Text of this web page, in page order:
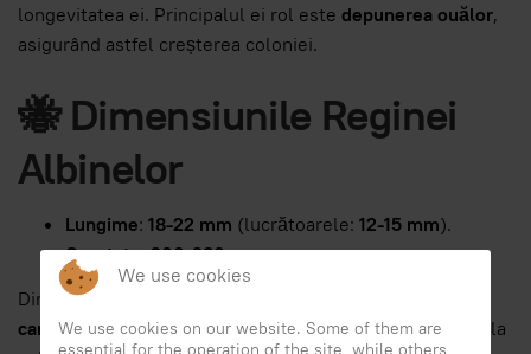
longevitatea ei. Principalul ei rol este depunerea ouălor,
asigurând astfel creșterea coloniei.
🐝 Dimensiunile Reginei
Albinelor
Lungime: 18-22 mm (lucrătoarele: 12-15 mm).
Greutate:200-280 mg.
Dimensiunea poate varia în funcție de rasă.
carniolianaeste, de exemplu, mai subțire și mai închisă la
We use cookies
We use cookies on our website. Some of them are
essential for the operation of the site, while others